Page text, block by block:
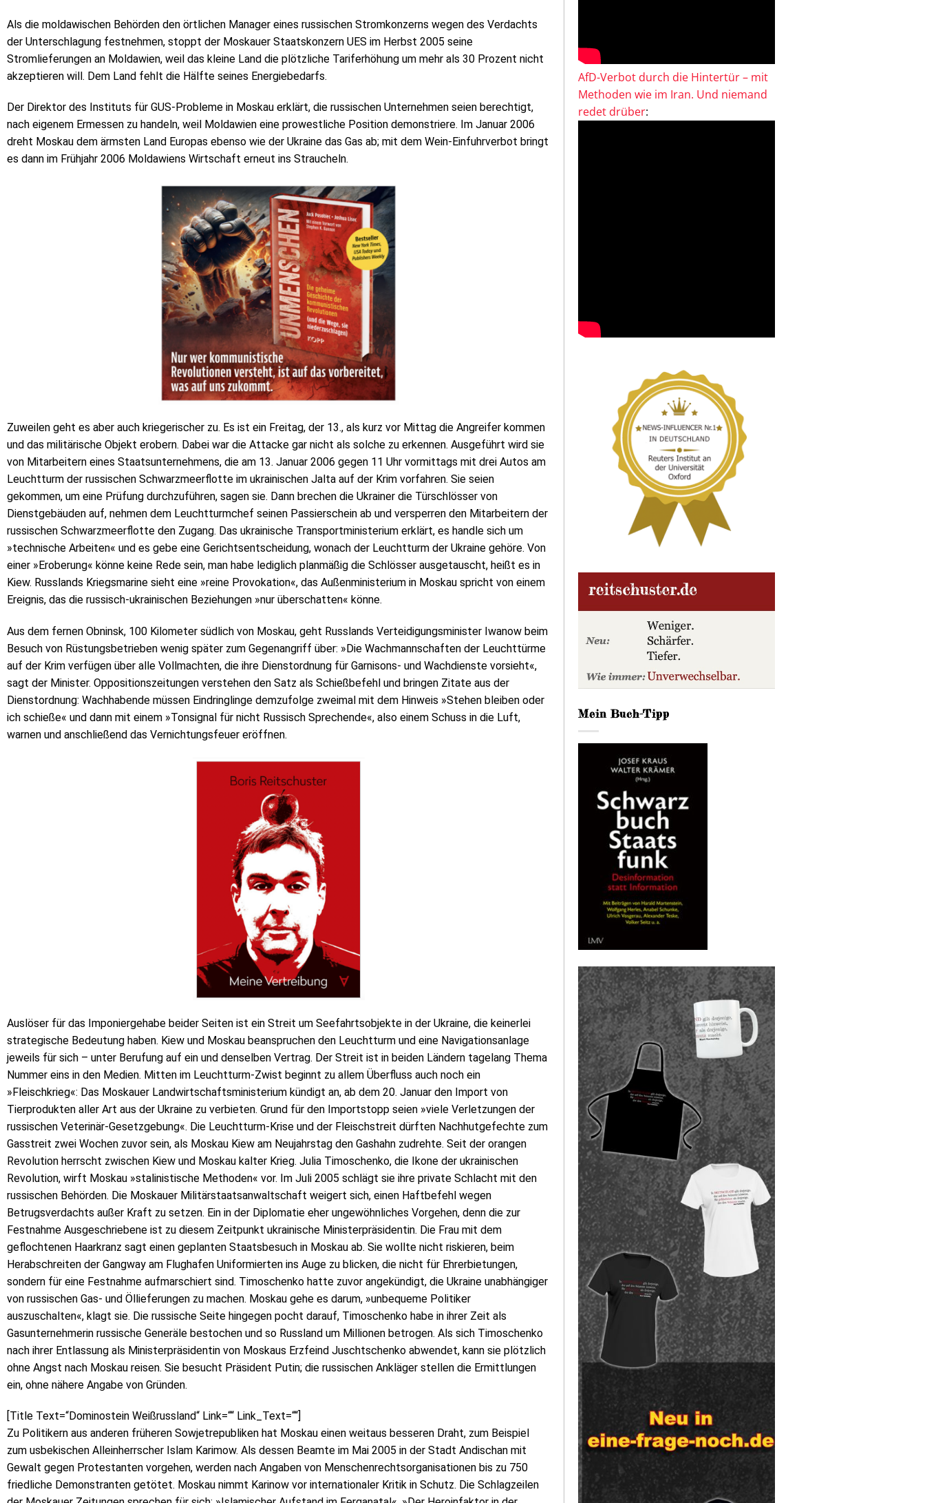
Als die moldawischen Behörden den örtlichen Manager eines russischen Stromkonzerns wegen des Verdachts
der Unterschlagung festnehmen, stoppt der Moskauer Staatskonzern UES im Herbst 2005 seine
Stromlieferungen an Moldawien, weil das kleine Land die plötzliche Tariferhöhung um mehr als 30 Prozent nicht
akzeptieren will. Dem Land fehlt die Hälfte seines Energiebedarfs.
Der Direktor des Instituts für GUS-Probleme in Moskau erklärt, die russischen Unternehmen seien berechtigt,
nach eigenem Ermessen zu handeln, weil Moldawien eine prowestliche Position demonstriere. Im Januar 2006
dreht Moskau dem ärmsten Land Europas ebenso wie der Ukraine das Gas ab; mit dem Wein-Einfuhrverbot bringt
es dann im Frühjahr 2006 Moldawiens Wirtschaft erneut ins Straucheln.
Zuweilen geht es aber auch kriegerischer zu. Es ist ein Freitag, der 13., als kurz vor Mittag die Angreifer kommen
und das militärische Objekt erobern. Dabei war die Attacke gar nicht als solche zu erkennen. Ausgeführt wird sie
von Mitarbeitern eines Staatsunternehmens, die am 13. Januar 2006 gegen 11 Uhr vormittags mit drei Autos am
Leuchtturm der russischen Schwarzmeerflotte im ukrainischen Jalta auf der Krim vorfahren. Sie seien
gekommen, um eine Prüfung durchzuführen, sagen sie. Dann brechen die Ukrainer die Türschlösser von
Dienstgebäuden auf, nehmen dem Leuchtturmchef seinen Passierschein ab und versperren den Mitarbeitern der
russischen Schwarzmeerflotte den Zugang. Das ukrainische Transportministerium erklärt, es handle sich um
»technische Arbeiten« und es gebe eine Gerichtsentscheidung, wonach der Leuchtturm der Ukraine gehöre. Von
einer »Eroberung« könne keine Rede sein, man habe lediglich planmäßig die Schlösser ausgetauscht, heißt es in
Kiew. Russlands Kriegsmarine sieht eine »reine Provokation«, das Außenministerium in Moskau spricht von einem
Ereignis, das die russisch-ukrainischen Beziehungen »nur überschatten« könne.
Aus dem fernen Obninsk, 100 Kilometer südlich von Moskau, geht Russlands Verteidigungsminister Iwanow beim
Besuch von Rüstungsbetrieben wenig später zum Gegenangriff über: »Die Wachmannschaften der Leuchttürme
auf der Krim verfügen über alle Vollmachten, die ihre Dienstordnung für Garnisons- und Wachdienste vorsieht«,
sagt der Minister. Oppositionszeitungen verstehen den Satz als Schießbefehl und bringen Zitate aus der
Dienstordnung: Wachhabende müssen Eindringlinge demzufolge zweimal mit dem Hinweis »Stehen bleiben oder
ich schieße« und dann mit einem »Tonsignal für nicht Russisch Sprechende«, also einem Schuss in die Luft,
warnen und anschließend das Vernichtungsfeuer eröffnen.
Auslöser für das Imponiergehabe beider Seiten ist ein Streit um Seefahrtsobjekte in der Ukraine, die keinerlei
strategische Bedeutung haben. Kiew und Moskau beanspruchen den Leuchtturm und eine Navigationsanlage
jeweils für sich – unter Berufung auf ein und denselben Vertrag. Der Streit ist in beiden Ländern tagelang Thema
Nummer eins in den Medien. Mitten im Leuchtturm-Zwist beginnt zu allem Überfluss auch noch ein
»Fleischkrieg«: Das Moskauer Landwirtschaftsministerium kündigt an, ab dem 20. Januar den Import von
Tierprodukten aller Art aus der Ukraine zu verbieten. Grund für den Importstopp seien »viele Verletzungen der
russischen Veterinär-Gesetzgebung«. Die Leuchtturm-Krise und der Fleischstreit dürften Nachhutgefechte zum
Gasstreit zwei Wochen zuvor sein, als Moskau Kiew am Neujahrstag den Gashahn zudrehte. Seit der orangen
Revolution herrscht zwischen Kiew und Moskau kalter Krieg. Julia Timoschenko, die Ikone der ukrainischen
Revolution, wirft Moskau »stalinistische Methoden« vor. Im Juli 2005 schlägt sie ihre private Schlacht mit den
russischen Behörden. Die Moskauer Militärstaatsanwaltschaft weigert sich, einen Haftbefehl wegen
Betrugsverdachts außer Kraft zu setzen. Ein in der Diplomatie eher ungewöhnliches Vorgehen, denn die zur
Festnahme Ausgeschriebene ist zu diesem Zeitpunkt ukrainische Ministerpräsidentin. Die Frau mit dem
geflochtenen Haarkranz sagt einen geplanten Staatsbesuch in Moskau ab. Sie wollte nicht riskieren, beim
Herabschreiten der Gangway am Flughafen Uniformierten ins Auge zu blicken, die nicht für Ehrerbietungen,
sondern für eine Festnahme aufmarschiert sind. Timoschenko hatte zuvor angekündigt, die Ukraine unabhängiger
von russischen Gas- und Öllieferungen zu machen. Moskau gehe es darum, »unbequeme Politiker
auszuschalten«, klagt sie. Die russische Seite hingegen pocht darauf, Timoschenko habe in ihrer Zeit als
Gasunternehmerin russische Generäle bestochen und so Russland um Millionen betrogen. Als sich Timoschenko
nach ihrer Entlassung als Ministerpräsidentin von Moskaus Erzfeind Juschtschenko abwendet, kann sie plötzlich
ohne Angst nach Moskau reisen. Sie besucht Präsident Putin; die russischen Ankläger stellen die Ermittlungen
ein, ohne nähere Angabe von Gründen.
[Title Text=“Dominostein Weißrussland“ Link=““ Link_Text=““]
Zu Politikern aus anderen früheren Sowjetrepubliken hat Moskau einen weitaus besseren Draht, zum Beispiel
zum usbekischen Alleinherrscher Islam Karimow. Als dessen Beamte im Mai 2005 in der Stadt Andischan mit
Gewalt gegen Protestanten vorgehen, werden nach Angaben von Menschenrechtsorganisationen bis zu 750
friedliche Demonstranten getötet. Moskau nimmt Karinow vor internationaler Kritik in Schutz. Die Schlagzeilen
AfD-Verbot durch die Hintertür – mit
Methoden wie im Iran. Und niemand
redet drüber:
Mein Buch-Tipp